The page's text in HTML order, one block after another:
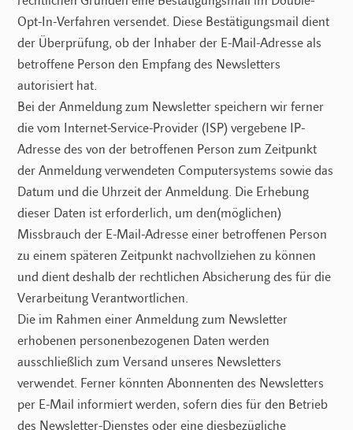
Opt-In-Verfahren versendet. Diese Bestätigungsmail dient
der Überprüfung, ob der Inhaber der E-Mail-Adresse als
betroffene Person den Empfang des Newsletters
autorisiert hat.
Bei der Anmeldung zum Newsletter speichern wir ferner
die vom Internet-Service-Provider (ISP) vergebene IP-
Adresse des von der betroffenen Person zum Zeitpunkt
der Anmeldung verwendeten Computersystems sowie das
Datum und die Uhrzeit der Anmeldung. Die Erhebung
dieser Daten ist erforderlich, um den(möglichen)
Missbrauch der E-Mail-Adresse einer betroffenen Person
zu einem späteren Zeitpunkt nachvollziehen zu können
und dient deshalb der rechtlichen Absicherung des für die
Verarbeitung Verantwortlichen.
Die im Rahmen einer Anmeldung zum Newsletter
erhobenen personenbezogenen Daten werden
ausschließlich zum Versand unseres Newsletters
verwendet. Ferner könnten Abonnenten des Newsletters
per E-Mail informiert werden, sofern dies für den Betrieb
des Newsletter-Dienstes oder eine diesbezügliche